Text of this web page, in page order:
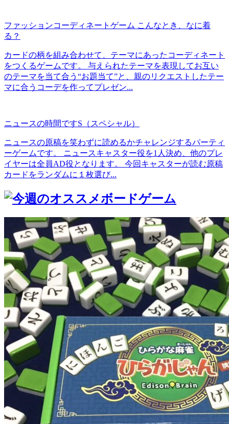
ファッションコーディネートゲーム こんなとき、なに着
る？
カードの柄を組み合わせて、テーマにあったコーディネート
をつくるゲームです。 与えられたテーマを表現してお互い
のテーマを当て合う“お題当て”と、親のリクエストしたテー
マに合うコーデを作ってプレゼン...
ニュースの時間ですS（スペシャル）
ニュースの原稿を笑わずに読めるかチャレンジするパーティ
ーゲームです。 ニュースキャスター役を1人決め、他のプレ
イヤーは全員AD役となります。 今回キャスターが読む原稿
カードをランダムに１枚選び...